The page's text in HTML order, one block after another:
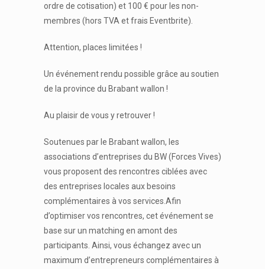
ordre de cotisation) et 100 € pour les non-
membres (hors TVA et frais Eventbrite).
Attention, places limitées !
Un événement rendu possible grâce au soutien
de la province du Brabant wallon !
Au plaisir de vous y retrouver !
Soutenues par le Brabant wallon, les
associations d’entreprises du BW (Forces Vives)
vous proposent des rencontres ciblées avec
des entreprises locales aux besoins
complémentaires à vos services.Afin
d’optimiser vos rencontres, cet événement se
base sur un matching en amont des
participants. Ainsi, vous échangez avec un
maximum d’entrepreneurs complémentaires à